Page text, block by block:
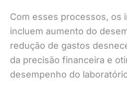
Com esses processos, os
incluem aumento do
redução de gastos
da precisão financeira e
desempenho do